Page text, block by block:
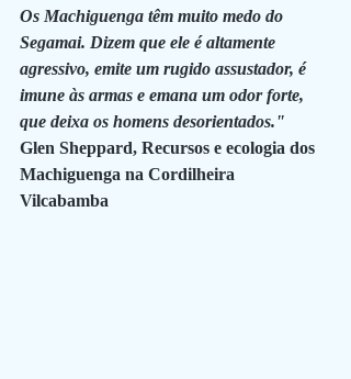
Os Machiguenga têm muito medo do
Segamai. Dizem que ele é altamente
agressivo, emite um rugido assustador, é
imune às armas e emana um odor forte,
que deixa os homens desorientados."
Glen Sheppard, Recursos e ecologia dos
Machiguenga na Cordilheira
Vilcabamba